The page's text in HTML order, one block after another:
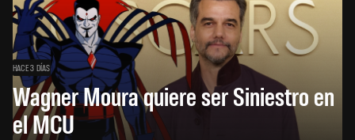
HACE 3 DÍAS
Wagner Moura quiere ser Siniestro en
el MCU